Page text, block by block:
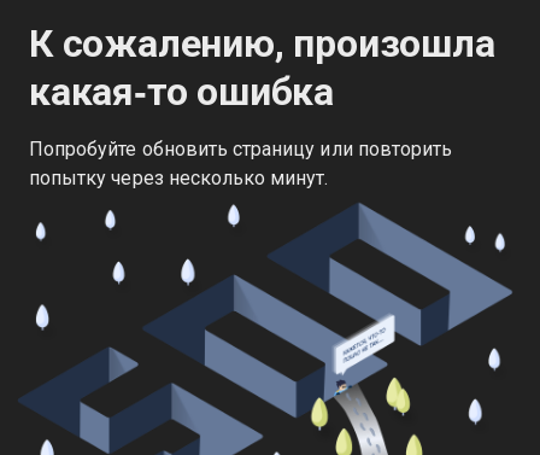
К сожалению, произошла
какая‑то ошибка
Попробуйте обновить страницу или повторить
попытку через несколько минут.